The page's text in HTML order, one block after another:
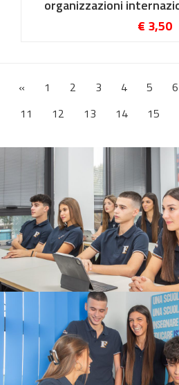
organizzazioni
€ 3,50
« 1 2 3 4 5 6
11
12 13 14 15